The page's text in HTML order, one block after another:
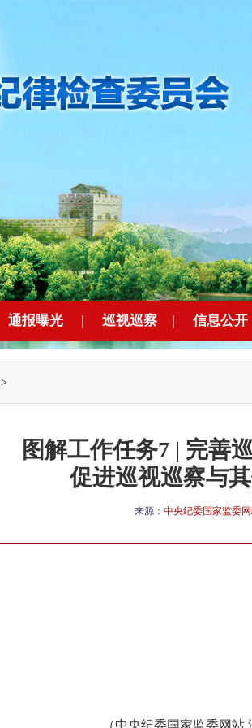
通报曝光 | 巡视巡察 | 信息公开
>
图解工作任务7 | 完善
促进巡视巡察与
来源： 中央纪委国家监委
（中央纪委国家监委网站